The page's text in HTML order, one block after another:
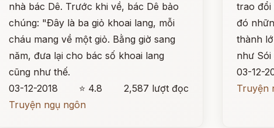
nhà bác Dê. Trước khi về, bác Dê bảo
chúng: "Ðây là ba giỏ khoai lang, mỗi
cháu mang về một giỏ. Bằng giờ sang
năm, đưa lại cho bác số khoai lang
cũng như thế.
03-12-2018
⭐ 4.8
2,587 lượt đọc
Truyện ngụ ngôn
trao đổi
đó
thành
như Sói
03-12-
Truyện